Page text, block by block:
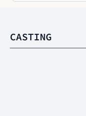
CASTING